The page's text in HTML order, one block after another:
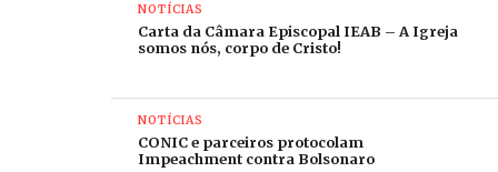
quem sustenho, o meu eleito, em quem tenho toda a
alegria. Tenho nele o meu Espírito e ele fará justiça
levantará a voz pelas ruas. Não quebrará o caniço
rachado e não apagará o pavio que esfumaça. Em
verdade e fidelidade implementará a justiça” (Isaías
NOTÍCIAS
Carta da Câmara Episcopal IEAB – A Igreja
somos nós, corpo de Cristo!
NOTÍCIAS
CONIC e parceiros protocolam
Impeachment contra Bolsonaro